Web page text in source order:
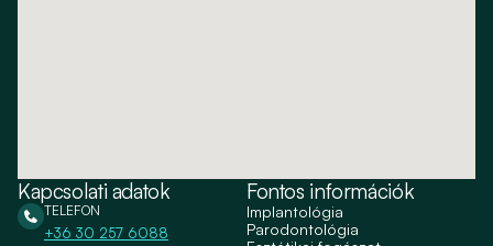
Kapcsolati adatok
TELEFON
+36 30 257 6088
Fontos információk
Implantológia
Parodontológia